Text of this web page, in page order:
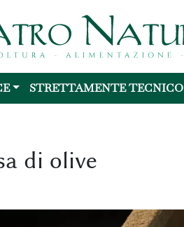
STRETTAMENTE TECNICO
di olive